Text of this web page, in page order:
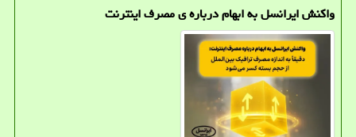
واکنش ایرانسل به ابهام درباره ی مصرف اینترنت